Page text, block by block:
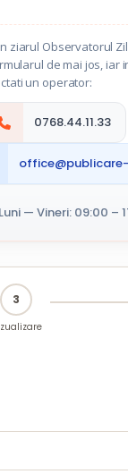
ziarul Observatorul
de mai jos, iar
un operator:
0768.44.11.33
Luni — Vineri: 09:00 –
3